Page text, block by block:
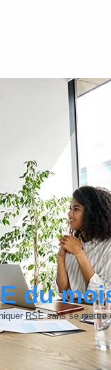
du
RSE sans se mettre